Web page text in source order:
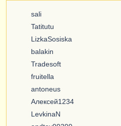
sali
Tatitutu
LizkaSosiska
balakin
Tradesoft
fruitella
antoneus
Алексей1234
LevkinaN